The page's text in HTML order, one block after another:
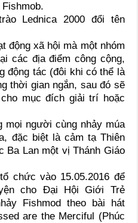
Lednica 2000 đổi tên
động xã hội mà một nhóm
các địa điểm công cộng,
động tác (đôi khi có thể là
thời gian ngắn, sau đó sẽ
mục đích giải trí hoặc
mọi người cùng nhảy múa
đặc biệt là cảm tạ Thiên
Ba Lan một vị Thánh Giáo
chức vào 15.05.2016 để
cho Đại Hội Giới Trẻ
Fishmod theo bài hát
are the Merciful (Phúc